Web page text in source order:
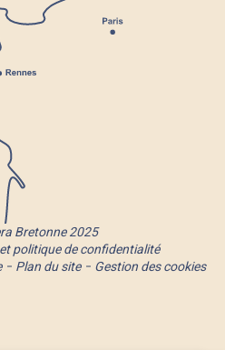
Bretonne 2025
politique de confidentialité
Plan du site Gestion des cookies